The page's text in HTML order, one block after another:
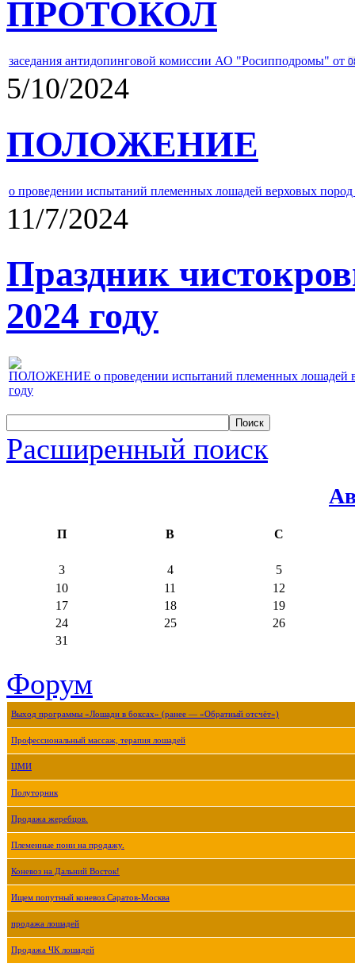
ПРОТОКОЛ
заседания антидопинговой комиссии АО "Росипподромы" от
5/10/2024
ПОЛОЖЕНИЕ
о проведении испытаний племенных лошадей верховых
11/7/2024
Праздник
2024 году
ПОЛОЖЕНИЕ о проведении испытаний племенных лошадей
году
Расширенный поиск
П В С
3 4
5
10
11
12
17
18
19
24
25
26
31
Форум
Выход программы «Лошади в боксах» (ранее — «Обратный отсчёт»)
Профессиональный массаж, терапия лошадей
ЦМИ
Полуторник
Продажа жеребцов.
Племенные пони на продажу.
Коневоз на Дальний Восток!
Ищем попутный коневоз Саратов-Москва
продажа лошадей
Продажа ЧК лошадей